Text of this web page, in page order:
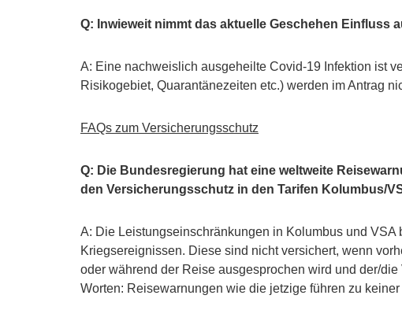
Q: Inwieweit nimmt das aktuelle Geschehen Einfluss
A: Eine nachweislich ausgeheilte Covid-19 Infektion ist
Risikogebiet, Quarantänezeiten etc.) werden im Antrag
FAQs zum Versicherungsschutz
Q: Die Bundesregierung hat eine weltweite
den Versicherungsschutz in den Tarifen Kolumbus/
A: Die Leistungseinschränkungen in Kolumbus und VSA
Kriegsereignissen. Diese sind nicht versichert, wenn
oder während der Reise ausgesprochen wird und der/
Worten: Reisewarnungen wie die jetzige führen zu